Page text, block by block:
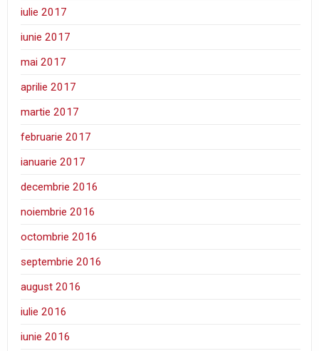
iulie 2017
iunie 2017
mai 2017
aprilie 2017
martie 2017
februarie 2017
ianuarie 2017
decembrie 2016
noiembrie 2016
octombrie 2016
septembrie 2016
august 2016
iulie 2016
iunie 2016